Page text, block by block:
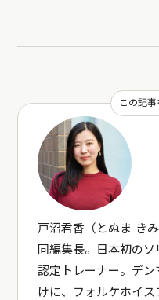
この記
戸沼君香（とぬま き
同編集長。日本初の
認定トレーナー。デ
けに、フォルケホイ